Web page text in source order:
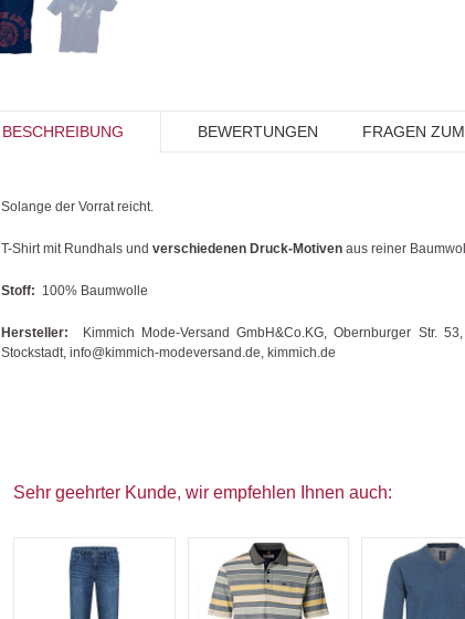
BESCHREIBUNG BEWERTUNGEN FRAGEN
Solange der Vorrat reicht.
T-Shirt mit Rundhals und verschiedenen Druck-Motiven aus reiner
Stoff: 100% Baumwolle
Hersteller: Kimmich Mode-Versand GmbH&Co.KG, Obernburger Str.
Stockstadt, info@kimmich-modeversand.de, kimmich.de
Sehr geehrter Kunde, wir empfehlen Ihnen auch: